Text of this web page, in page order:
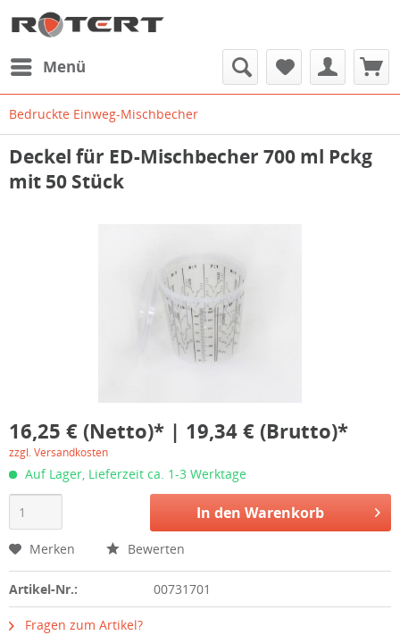
Menü
Bedruckte Einweg-Mischbecher
Deckel für ED-Mischbecher 700 ml Pckg
mit 50 Stück
16,25 € (Netto)* | 19,34 € (Brutto)*
zzgl. Versandkosten
Auf Lager, Lieferzeit ca. 1-3 Werktage
In den Warenkorb
Merken Bewerten
Artikel-Nr.: 00731701
Fragen zum Artikel?